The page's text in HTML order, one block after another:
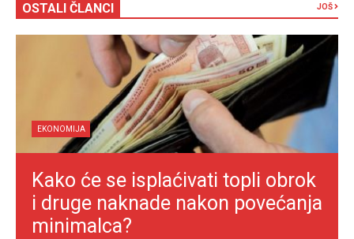
OSTALI ČLANCI JOŠ
EKONOMIJA
Kako će se isplaćivati topli obrok
i druge naknade nakon povećanja
minimalca?